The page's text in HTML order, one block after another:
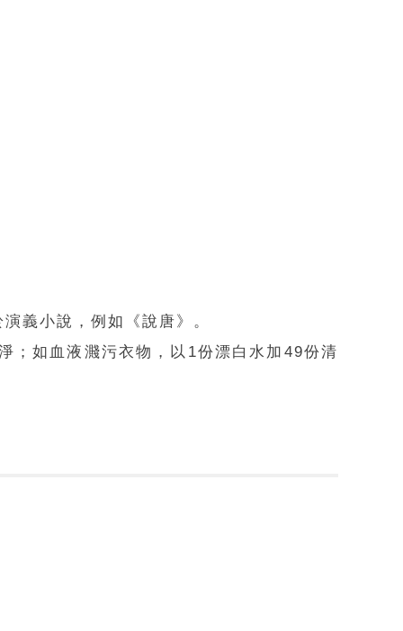
義小說，例如《說唐》。
；如血液濺污衣物，以1份漂白水加49份清